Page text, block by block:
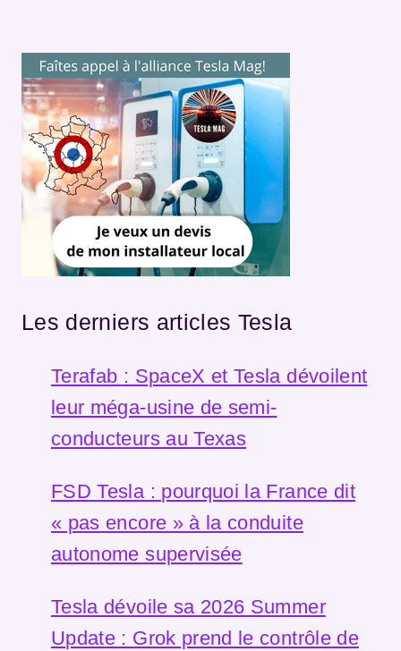
Les derniers articles Tesla
Terafab : SpaceX et Tesla dévoilent
leur méga-usine de semi-
conducteurs au Texas
FSD Tesla : pourquoi la France dit
« pas encore » à la conduite
autonome supervisée
Tesla dévoile sa 2026 Summer
Update : Grok prend le contrôle de